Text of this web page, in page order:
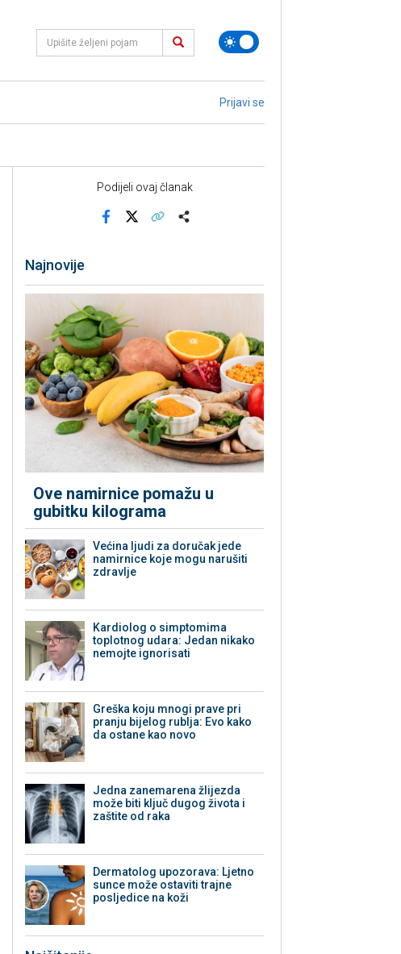
Prijavi se
Podijeli ovaj članak
Najnovije
Ove namirnice pomažu u
gubitku kilograma
Većina ljudi za doručak jede
namirnice koje mogu narušiti
zdravlje
Kardiolog o simptomima
toplotnog udara: Jedan nikako
nemojte ignorisati
Greška koju mnogi prave pri
pranju bijelog rublja: Evo kako
da ostane kao novo
Jedna zanemarena žlijezda
može biti ključ dugog života i
zaštite od raka
Dermatolog upozorava: Ljetno
sunce može ostaviti trajne
posljedice na koži